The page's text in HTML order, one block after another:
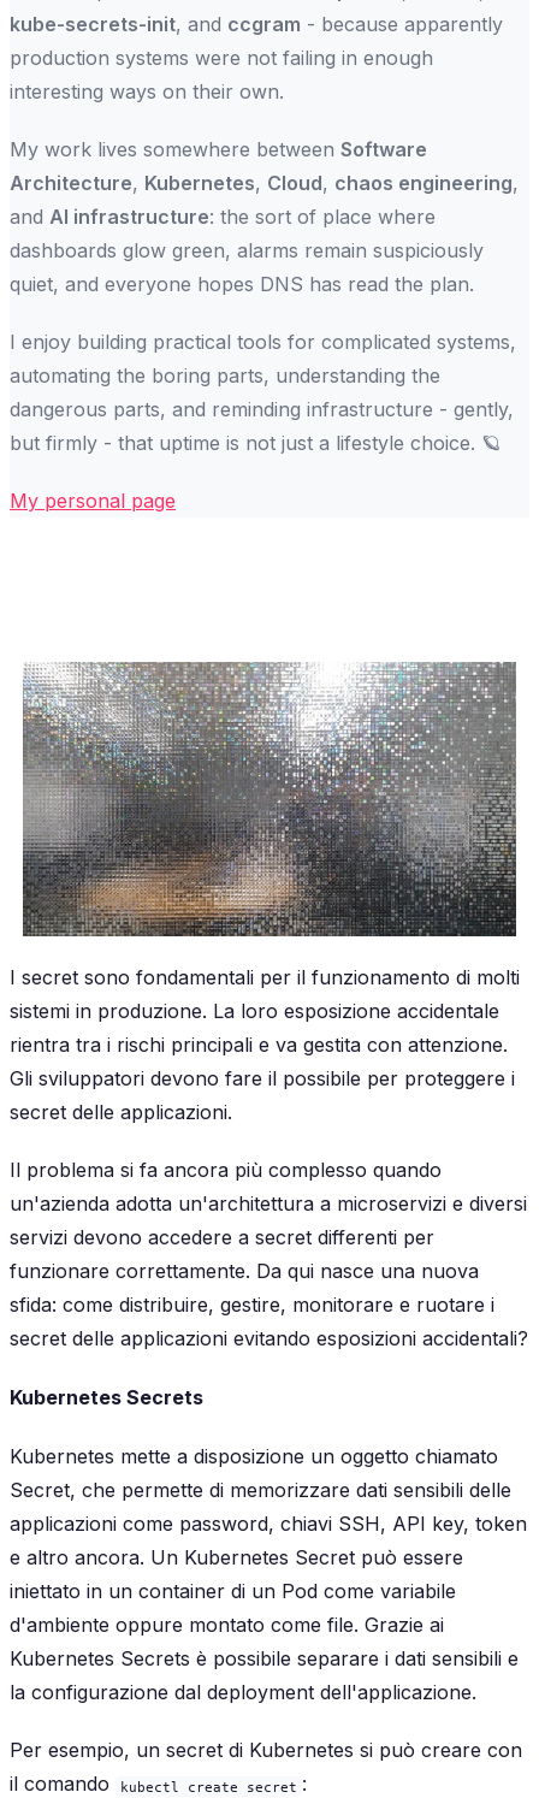
kube-secrets-init, and ccgram - because apparently
production systems were not failing in enough
interesting ways on their own.
My work lives somewhere between Software
Architecture, Kubernetes, Cloud, chaos engineering,
and AI infrastructure: the sort of place where
dashboards glow green, alarms remain suspiciously
quiet, and everyone hopes DNS has read the plan.
I enjoy building practical tools for complicated systems,
automating the boring parts, understanding the
dangerous parts, and reminding infrastructure - gently,
but firmly - that uptime is not just a lifestyle choice. 🪐
My personal page
I secret sono fondamentali per il funzionamento di molti
sistemi in produzione. La loro esposizione accidentale
rientra tra i rischi principali e va gestita con attenzione.
Gli sviluppatori devono fare il possibile per proteggere i
secret delle applicazioni.
Il problema si fa ancora più complesso quando
un'azienda adotta un'architettura a microservizi e diversi
servizi devono accedere a secret differenti per
funzionare correttamente. Da qui nasce una nuova
sfida: come distribuire, gestire, monitorare e ruotare i
secret delle applicazioni evitando esposizioni accidentali?
Kubernetes Secrets
Kubernetes mette a disposizione un oggetto chiamato
Secret, che permette di memorizzare dati sensibili delle
applicazioni come password, chiavi SSH, API key, token
e altro ancora. Un Kubernetes Secret può essere
iniettato in un container di un Pod come variabile
d'ambiente oppure montato come file. Grazie ai
Kubernetes Secrets è possibile separare i dati sensibili e
la configurazione dal deployment dell'applicazione.
Per esempio, un secret di Kubernetes si può creare con
il comando
kubectl create secret :